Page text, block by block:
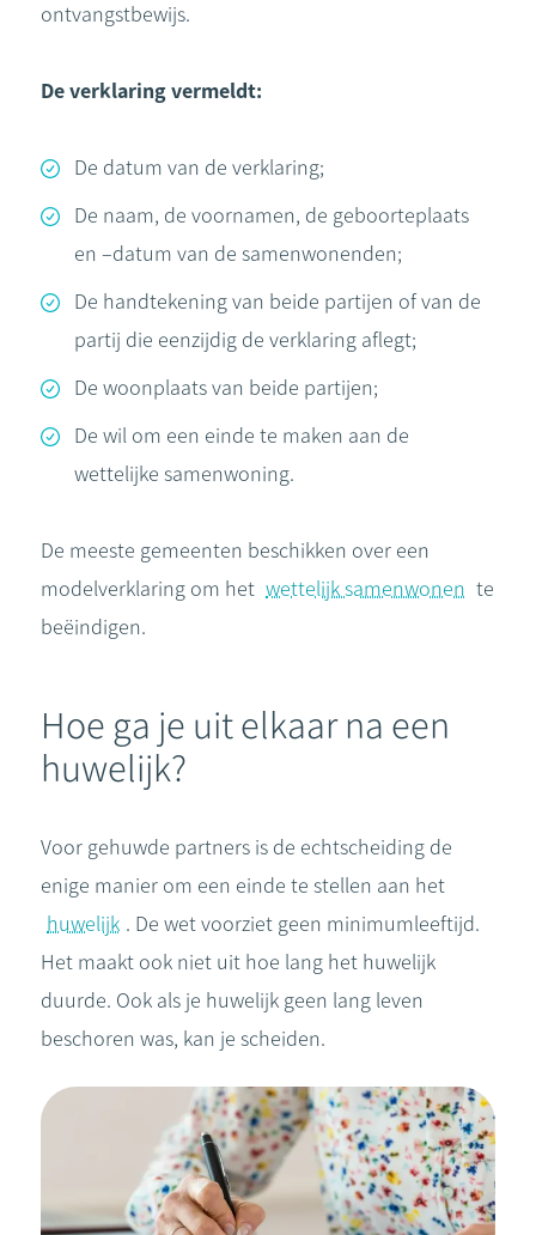
ontvangstbewijs.
De verklaring vermeldt:
De datum van de verklaring;
De naam, de voornamen, de geboorteplaats
en –datum van de samenwonenden;
De handtekening van beide partijen of van de
partij die eenzijdig de verklaring aflegt;
De woonplaats van beide partijen;
De wil om een einde te maken aan de
wettelijke samenwoning.
De meeste gemeenten beschikken over een
modelverklaring om het wettelijk samenwonen te
beëindigen.
Hoe ga je uit elkaar na een
huwelijk?
Voor gehuwde partners is de echtscheiding de
enige manier om een einde te stellen aan het
huwelijk . De wet voorziet geen minimumleeftijd.
Het maakt ook niet uit hoe lang het huwelijk
duurde. Ook als je huwelijk geen lang leven
beschoren was, kan je scheiden.